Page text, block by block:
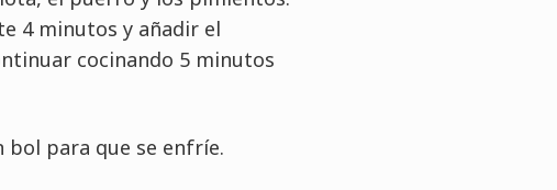
4 minutos y añadir el
cocinando 5 minutos
bol para que se enfríe.